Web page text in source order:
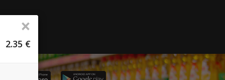
×
2.35 €